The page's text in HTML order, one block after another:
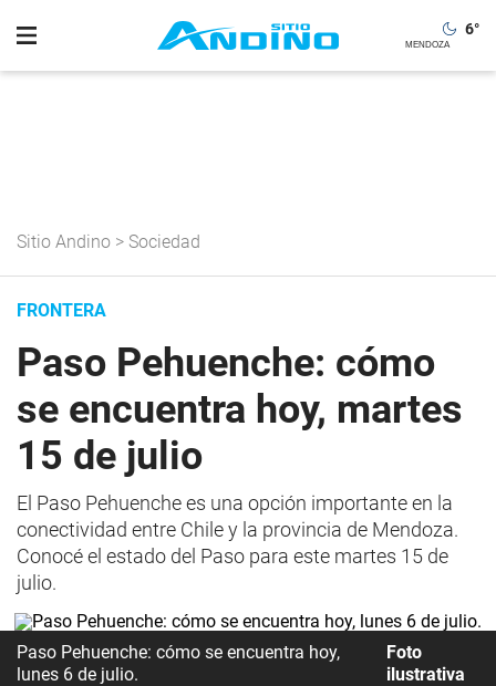
6°
Sitio Andino > Sociedad
FRONTERA
Paso Pehuenche: cómo
se encuentra hoy, martes
15 de julio
El Paso Pehuenche es una opción importante en la
conectividad entre Chile y la provincia de Mendoza.
Conocé el estado del Paso para este martes 15 de
julio.
Paso Pehuenche: cómo se encuentra hoy,
lunes 6 de julio.
Foto
ilustrativa